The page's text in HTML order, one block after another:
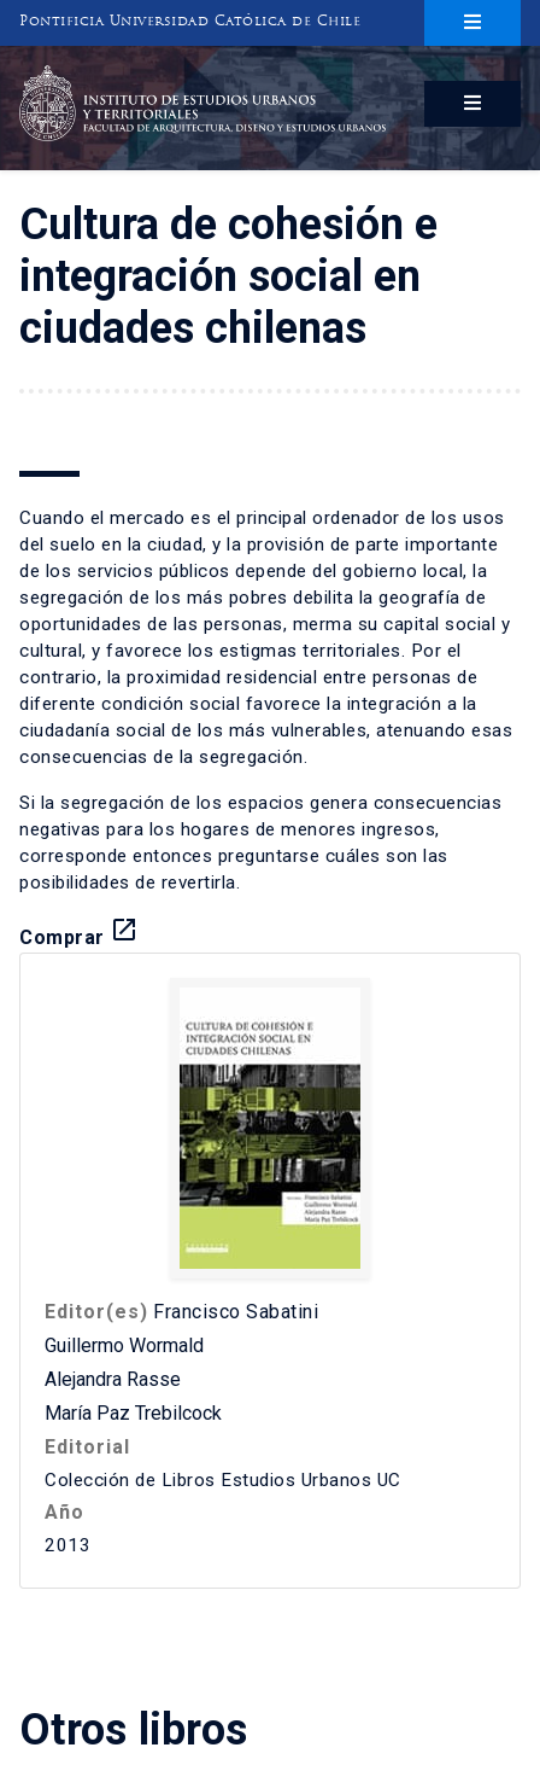
Pontificia Universidad Católica de Chile
INSTITUTO DE ESTUDIOS URBANOS
Y TERRITORIALES
FACULTAD DE ARQUITECTURA, DISEÑO Y ESTUDIOS URBANOS
Cultura de cohesión e
integración social en
ciudades chilenas
Cuando el mercado es el principal ordenador de los usos
del suelo en la ciudad, y la provisión de parte importante
de los servicios públicos depende del gobierno local, la
segregación de los más pobres debilita la geografía de
oportunidades de las personas, merma su capital social y
cultural, y favorece los estigmas territoriales. Por el
contrario, la proximidad residencial entre personas de
diferente condición social favorece la integración a la
ciudadanía social de los más vulnerables, atenuando esas
consecuencias de la segregación.
Si la segregación de los espacios genera consecuencias
negativas para los hogares de menores ingresos,
corresponde entonces preguntarse cuáles son las
posibilidades de revertirla.
Comprar launch
Editor(es) Francisco Sabatini
Guillermo Wormald
Alejandra Rasse
María Paz Trebilcock
Editorial
Colección de Libros Estudios Urbanos UC
Año
2013
Otros libros